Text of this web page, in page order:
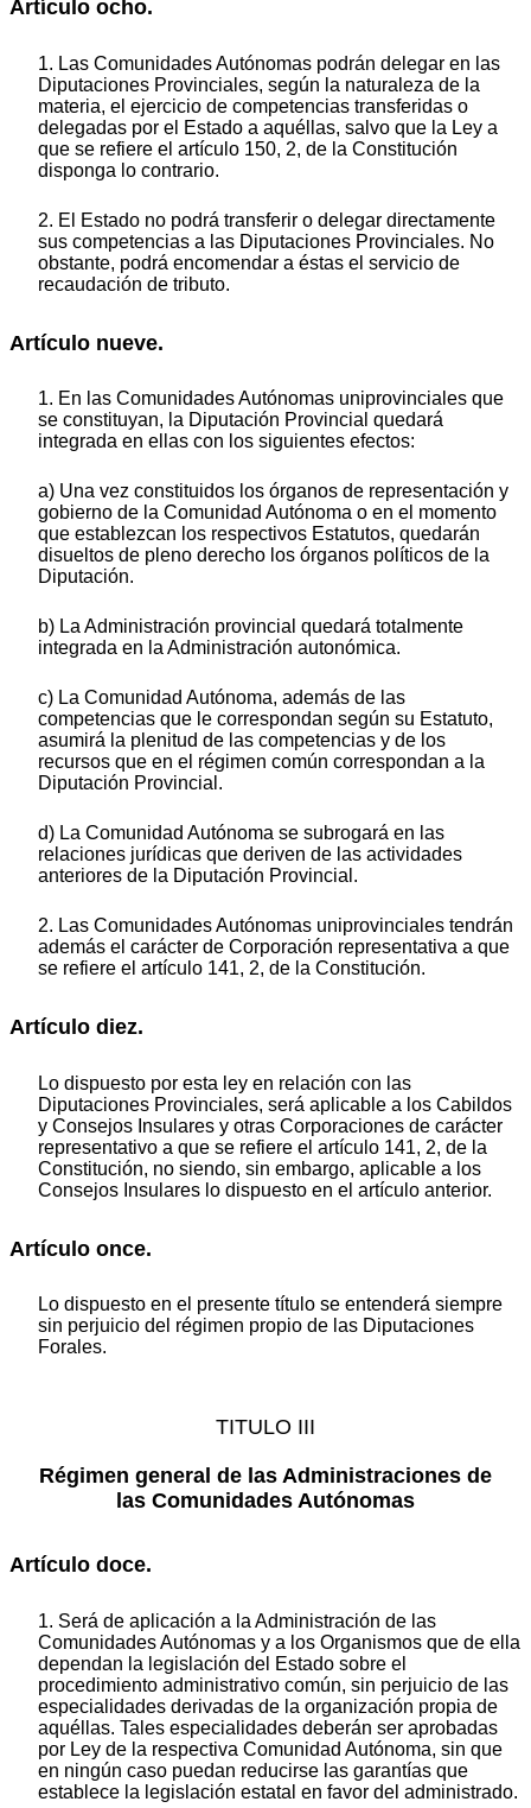
Artículo ocho.
1. Las Comunidades Autónomas podrán delegar en las
Diputaciones Provinciales, según la naturaleza de la
materia, el ejercicio de competencias transferidas o
delegadas por el Estado a aquéllas, salvo que la Ley a
que se refiere el artículo 150, 2, de la Constitución
disponga lo contrario.
2. El Estado no podrá transferir o delegar directamente
sus competencias a las Diputaciones Provinciales. No
obstante, podrá encomendar a éstas el servicio de
recaudación de tributo.
Artículo nueve.
1. En las Comunidades Autónomas uniprovinciales que
se constituyan, la Diputación Provincial quedará
integrada en ellas con los siguientes efectos:
a) Una vez constituidos los órganos de representación y
gobierno de la Comunidad Autónoma o en el momento
que establezcan los respectivos Estatutos, quedarán
disueltos de pleno derecho los órganos políticos de la
Diputación.
b) La Administración provincial quedará totalmente
integrada en la Administración autonómica.
c) La Comunidad Autónoma, además de las
competencias que le correspondan según su Estatuto,
asumirá la plenitud de las competencias y de los
recursos que en el régimen común correspondan a la
Diputación Provincial.
d) La Comunidad Autónoma se subrogará en las
relaciones jurídicas que deriven de las actividades
anteriores de la Diputación Provincial.
2. Las Comunidades Autónomas uniprovinciales tendrán
además el carácter de Corporación representativa a que
se refiere el artículo 141, 2, de la Constitución.
Artículo diez.
Lo dispuesto por esta ley en relación con las
Diputaciones Provinciales, será aplicable a los Cabildos
y Consejos Insulares y otras Corporaciones de carácter
representativo a que se refiere el artículo 141, 2, de la
Constitución, no siendo, sin embargo, aplicable a los
Consejos Insulares lo dispuesto en el artículo anterior.
Artículo once.
Lo dispuesto en el presente título se entenderá siempre
sin perjuicio del régimen propio de las Diputaciones
Forales.
TITULO III
Régimen general de las Administraciones de
las Comunidades Autónomas
Artículo doce.
1. Será de aplicación a la Administración de las
Comunidades Autónomas y a los Organismos que de ella
dependan la legislación del Estado sobre el
procedimiento administrativo común, sin perjuicio de las
especialidades derivadas de la organización propia de
aquéllas. Tales especialidades deberán ser aprobadas
por Ley de la respectiva Comunidad Autónoma, sin que
en ningún caso puedan reducirse las garantías que
establece la legislación estatal en favor del administrado.